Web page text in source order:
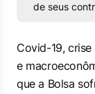
de seus
Covid-19,
e
que a Bolsa